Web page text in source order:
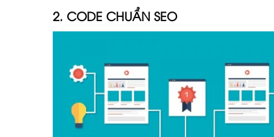
2. CODE CHUẨN SEO